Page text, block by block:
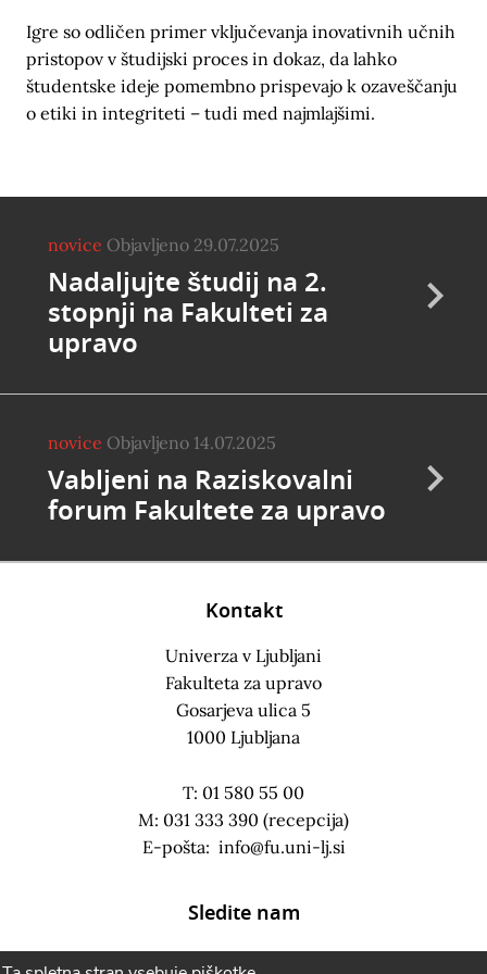
Igre so odličen primer vključevanja inovativnih učnih
pristopov v študijski proces in dokaz, da lahko
študentske ideje pomembno prispevajo k ozaveščanju
o etiki in integriteti – tudi med najmlajšimi.
novice Objavljeno 29.07.2025
Nadaljujte študij na 2.
stopnji na Fakulteti za
upravo
novice Objavljeno 14.07.2025
Vabljeni na Raziskovalni
forum Fakultete za upravo
Kontakt
Univerza v Ljubljani
Fakulteta za upravo
Gosarjeva ulica 5
1000 Ljubljana
T: 01 580 55 00
M: 031 333 390 (recepcija)
E-pošta: info@fu.uni-lj.si
Sledite nam